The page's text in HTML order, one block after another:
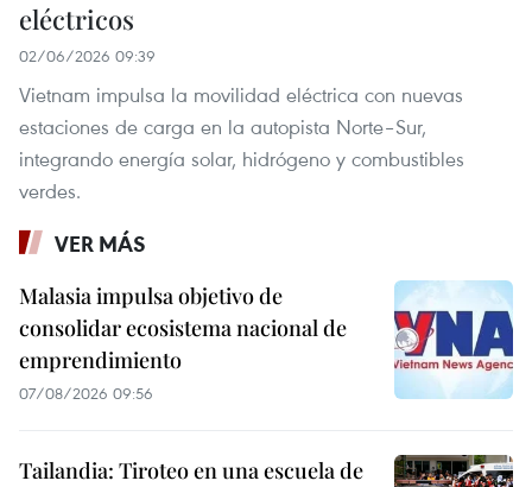
eléctricos
02/06/2026 09:39
Vietnam impulsa la movilidad eléctrica con nuevas
estaciones de carga en la autopista Norte–Sur,
integrando energía solar, hidrógeno y combustibles
verdes.
VER MÁS
Malasia impulsa objetivo de
consolidar ecosistema nacional de
emprendimiento
07/08/2026 09:56
Tailandia: Tiroteo en una escuela de